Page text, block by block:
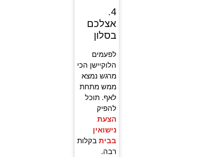
4.
אצלכם
בסלון
לפעמים
הלוקיישן הכי
מרגש נמצא
ממש מתחת
לאף. תוכל
להפיק
הצעת
נישואין
בבית בקלות
רבה.